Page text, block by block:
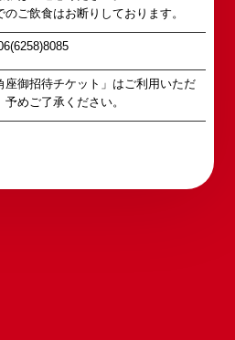
のご飲食はお断りしております。
座御招待チケット」はご利用いただ
予めご了承ください。
代表するエンタテインナーが
の発展に寄与できるものと考
座 開業
角座 開業
者等に関するお問い合わせ・
ベントのお問い合わせ先電話
ださい。
からの回答を控えさせていた
。予めご了承の上お問い合わ